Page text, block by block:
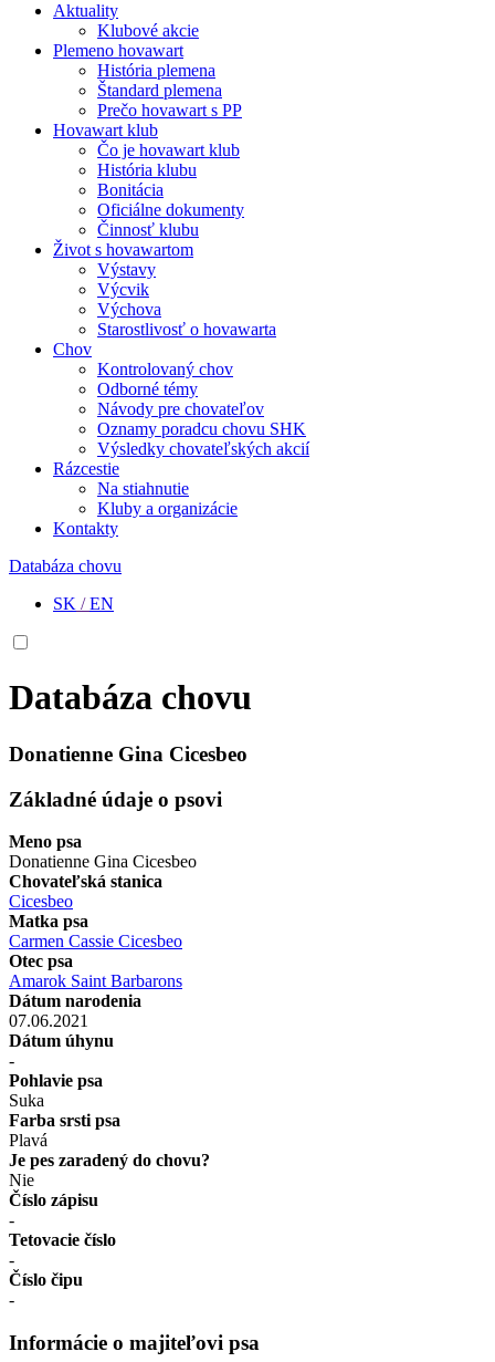
Aktuality
Klubové akcie
Plemeno hovawart
História plemena
Štandard plemena
Prečo hovawart s PP
Hovawart klub
Čo je hovawart klub
História klubu
Bonitácia
Oficiálne dokumenty
Činnosť klubu
Život s hovawartom
Výstavy
Výcvik
Výchova
Starostlivosť o hovawarta
Chov
Kontrolovaný chov
Odborné témy
Návody pre chovateľov
Oznamy poradcu chovu SHK
Výsledky chovateľských akcií
Rázcestie
Na stiahnutie
Kluby a organizácie
Kontakty
Databáza chovu
SK /EN
Databáza chovu
Donatienne Gina Cicesbeo
Základné údaje o psovi
Meno psa
Donatienne Gina Cicesbeo
Chovateľská stanica
Cicesbeo
Matka psa
Carmen Cassie Cicesbeo
Otec psa
Amarok Saint Barbarons
Dátum narodenia
07.06.2021
Dátum úhynu
-
Pohlavie psa
Suka
Farba srsti psa
Plavá
Je pes zaradený do chovu?
Nie
Číslo zápisu
-
Tetovacie číslo
-
Číslo čipu
-
Informácie o majiteľovi psa